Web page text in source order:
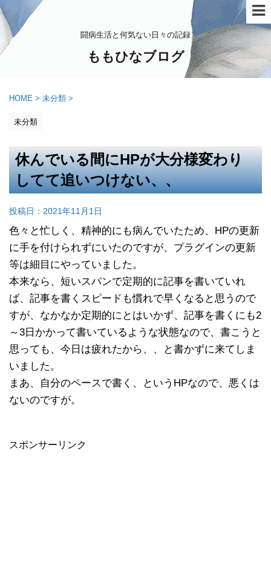
闘病生活と何気ない日々の記録
ももひなブログ
HOME > 未分類 >
未分類
休んでいる間にHPが大分様変わり
してて追いつけない、、
投稿日： 2021年11月1日
色々と忙しく、精神的にも病んでいたため、HPの更新
に手を付けられずにいたのですが、プラグインの更新
等は細目にやっていました。
本来なら、短いスパンで定期的に記事を書いていれ
ば、記事を書くスピードも慣れで早くなると思うので
すが、なかなか定期的にとはいかず、記事を書くにも2
～3日かかって書いているような状態なので、書こうと
思っても、今日は疲れたから、、と書かずに来てしま
いました。
まあ、自分のペースで書く、というHPなので、悪くは
ないのですが。
スポンサーリンク